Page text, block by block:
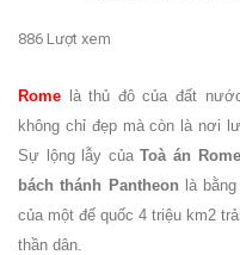
886 Lượt xem
Rome là thủ đô của đất
không chỉ đẹp mà còn là nơi
Sự lộng lẫy củaToà án Rome
bách thánh Pantheon là
của một đế quốc 4 triệu km2
thần dân.